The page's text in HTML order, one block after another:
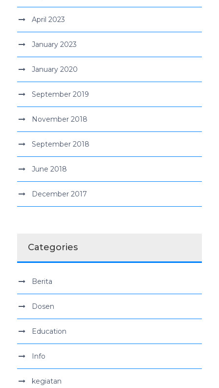
April 2023
January 2023
January 2020
September 2019
November 2018
September 2018
June 2018
December 2017
Categories
Berita
Dosen
Education
Info
kegiatan